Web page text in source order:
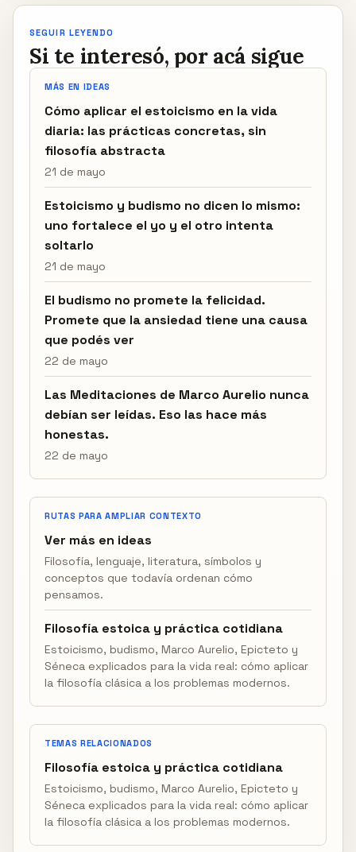
SEGUIR LEYENDO
Si te interesó, por acá sigue
MÁS EN IDEAS
Cómo aplicar el estoicismo en la vida
diaria: las prácticas concretas, sin
filosofía abstracta
21 de mayo
Estoicismo y budismo no dicen lo mismo:
uno fortalece el yo y el otro intenta
soltarlo
21 de mayo
El budismo no promete la felicidad.
Promete que la ansiedad tiene una causa
que podés ver
22 de mayo
Las Meditaciones de Marco Aurelio nunca
debían ser leídas. Eso las hace más
honestas.
22 de mayo
RUTAS PARA AMPLIAR CONTEXTO
Ver más en ideas
Filosofía, lenguaje, literatura, símbolos y
conceptos que todavía ordenan cómo
pensamos.
Filosofía estoica y práctica cotidiana
Estoicismo, budismo, Marco Aurelio, Epicteto y
Séneca explicados para la vida real: cómo aplicar
la filosofía clásica a los problemas modernos.
TEMAS RELACIONADOS
Filosofía estoica y práctica cotidiana
Estoicismo, budismo, Marco Aurelio, Epicteto y
Séneca explicados para la vida real: cómo aplicar
la filosofía clásica a los problemas modernos.